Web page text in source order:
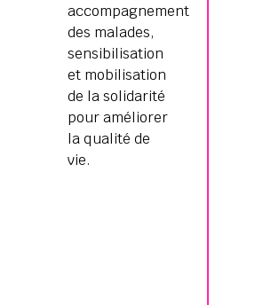
accompagnement
des malades,
sensibilisation
et mobilisation
de la solidarité
pour améliorer
la qualité de
vie.